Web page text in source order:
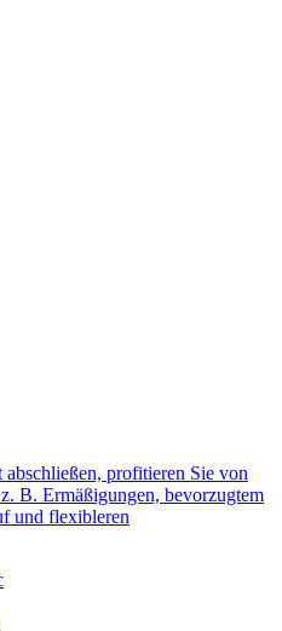
profitieren Sie von
B. Ermäßigungen, bevorzugtem
und flexibleren